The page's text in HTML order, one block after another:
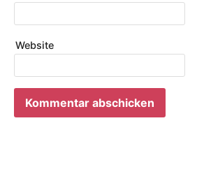
Website